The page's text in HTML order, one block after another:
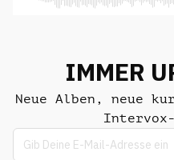
IMMER
Neue Alben, neue